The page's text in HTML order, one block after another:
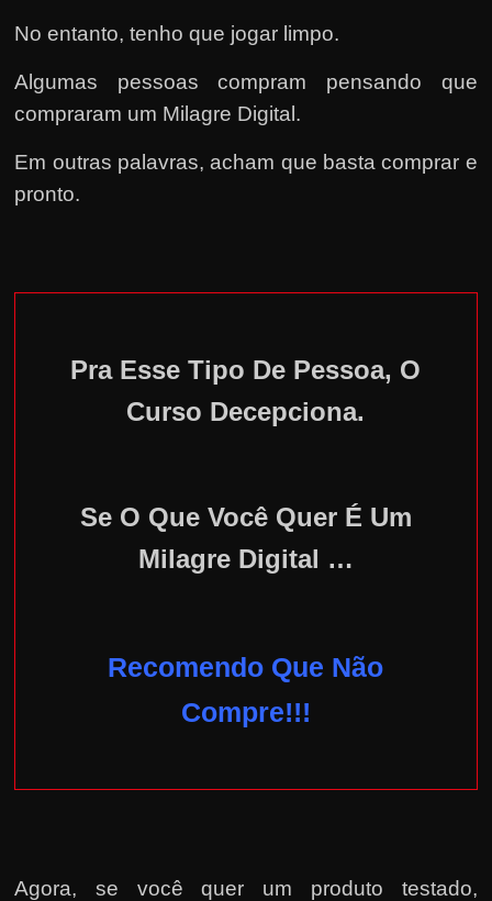
No entanto, tenho que jogar limpo.
Algumas pessoas compram pensando que
compraram um Milagre Digital.
Em outras palavras, acham que basta comprar e
pronto.
Pra Esse Tipo De Pessoa, O
Curso Decepciona.
Se O Que Você Quer É Um
Milagre Digital …
Recomendo Que Não
Compre!!!
Agora, se você quer um produto testado,